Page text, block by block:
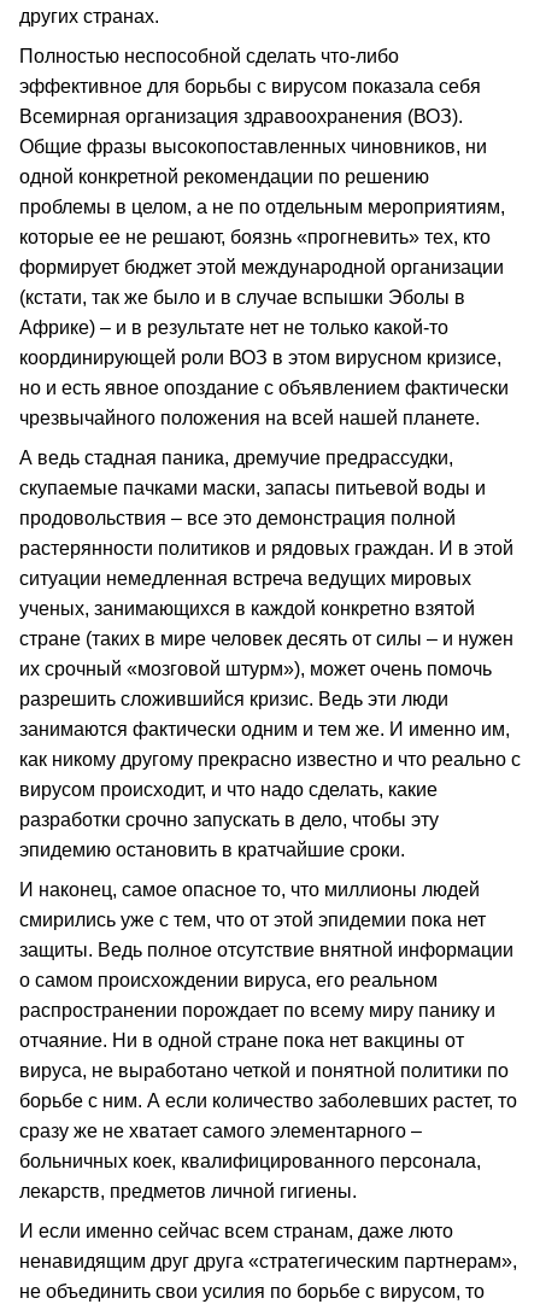
других странах.
Полностью неспособной сделать что-либо
эффективное для борьбы с вирусом показала себя
Всемирная организация здравоохранения (ВОЗ).
Общие фразы высокопоставленных чиновников, ни
одной конкретной рекомендации по решению
проблемы в целом, а не по отдельным мероприятиям,
которые ее не решают, боязнь «прогневить» тех, кто
формирует бюджет этой международной организации
(кстати, так же было и в случае вспышки Эболы в
Африке) – и в результате нет не только какой-то
координирующей роли ВОЗ в этом вирусном кризисе,
но и есть явное опоздание с объявлением фактически
чрезвычайного положения на всей нашей планете.
А ведь стадная паника, дремучие предрассудки,
скупаемые пачками маски, запасы питьевой воды и
продовольствия – все это демонстрация полной
растерянности политиков и рядовых граждан. И в этой
ситуации немедленная встреча ведущих мировых
ученых, занимающихся в каждой конкретно взятой
стране (таких в мире человек десять от силы – и нужен
их срочный «мозговой штурм»), может очень помочь
разрешить сложившийся кризис. Ведь эти люди
занимаются фактически одним и тем же. И именно им,
как никому другому прекрасно известно и что реально с
вирусом происходит, и что надо сделать, какие
разработки срочно запускать в дело, чтобы эту
эпидемию остановить в кратчайшие сроки.
И наконец, самое опасное то, что миллионы людей
смирились уже с тем, что от этой эпидемии пока нет
защиты. Ведь полное отсутствие внятной информации
о самом происхождении вируса, его реальном
распространении порождает по всему миру панику и
отчаяние. Ни в одной стране пока нет вакцины от
вируса, не выработано четкой и понятной политики по
борьбе с ним. А если количество заболевших растет, то
сразу же не хватает самого элементарного –
больничных коек, квалифицированного персонала,
лекарств, предметов личной гигиены.
И если именно сейчас всем странам, даже люто
ненавидящим друг друга «стратегическим партнерам»,
не объединить свои усилия по борьбе с вирусом, то